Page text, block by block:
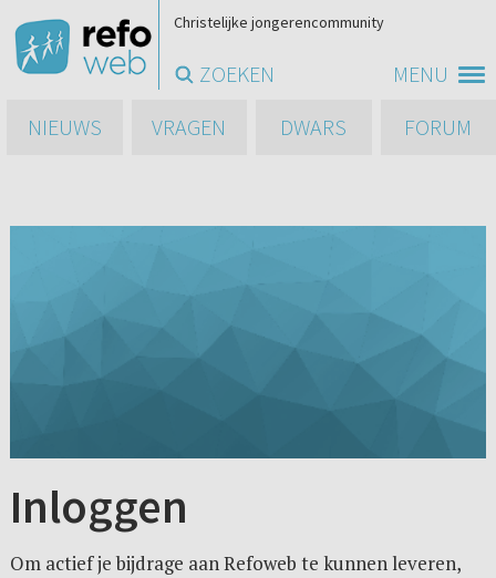
MENU
Christelijke jongerencommunity
ZOEKEN
NIEUWS
VRAGEN DWARS FORUM
Inloggen
Om actief je bijdrage aan Refoweb te kunnen leveren,